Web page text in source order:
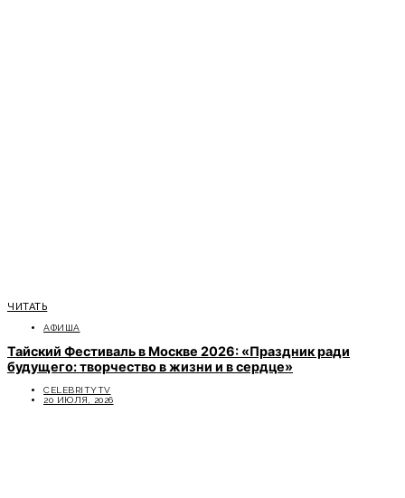
ЧИТАТЬ
АФИША
Тайский Фестиваль в Москве 2026: «Праздник ради
будущего: творчество в жизни и в сердце»
CELEBRITYTV
20 ИЮЛЯ, 2026